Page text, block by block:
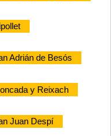
Adrián de Besós
y Reixach
Juan Despí